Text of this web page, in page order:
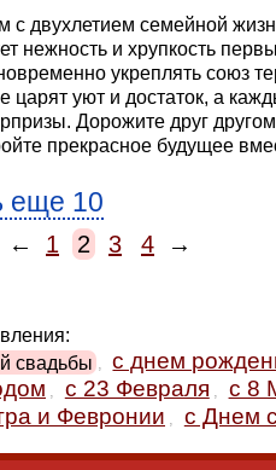
с двухлетием семейной
нежность и хрупкость
укреплять союз
царят уют и достаток, а
Дорожите друг
прекрасное будущее
еще 10
← 1 2 3 4 →
свадьбы , с днем
, с 23 Февраля , с 8
и Февронии , с Днем